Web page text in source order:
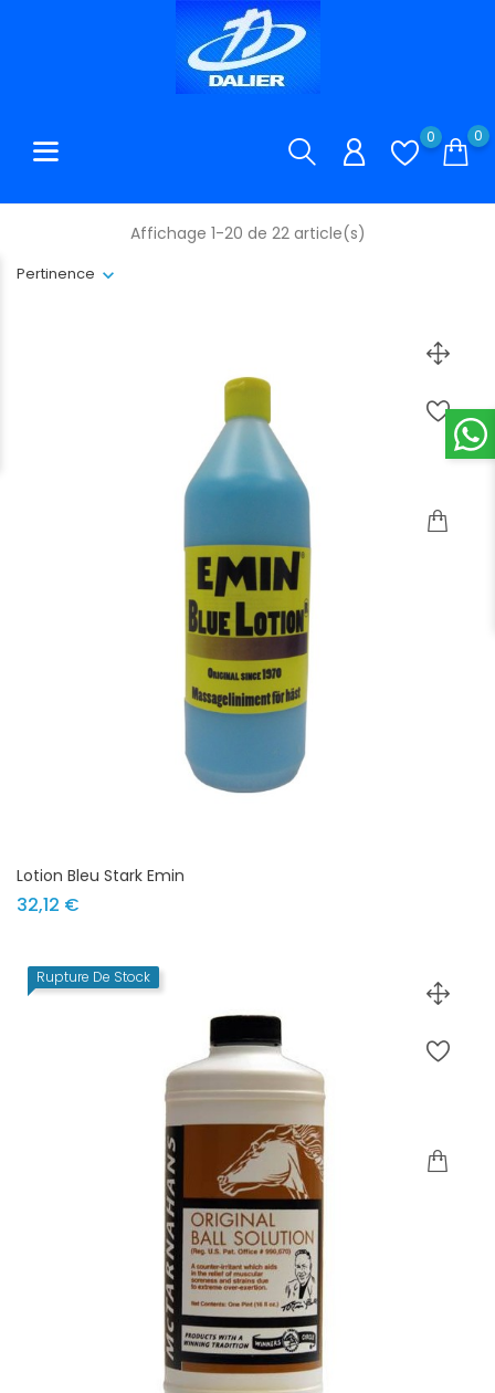
0 0
Pertinence
Affichage 1-20 de 22 article(s)
Lotion Bleu Stark Emin
32,12 €
Rupture De Stock